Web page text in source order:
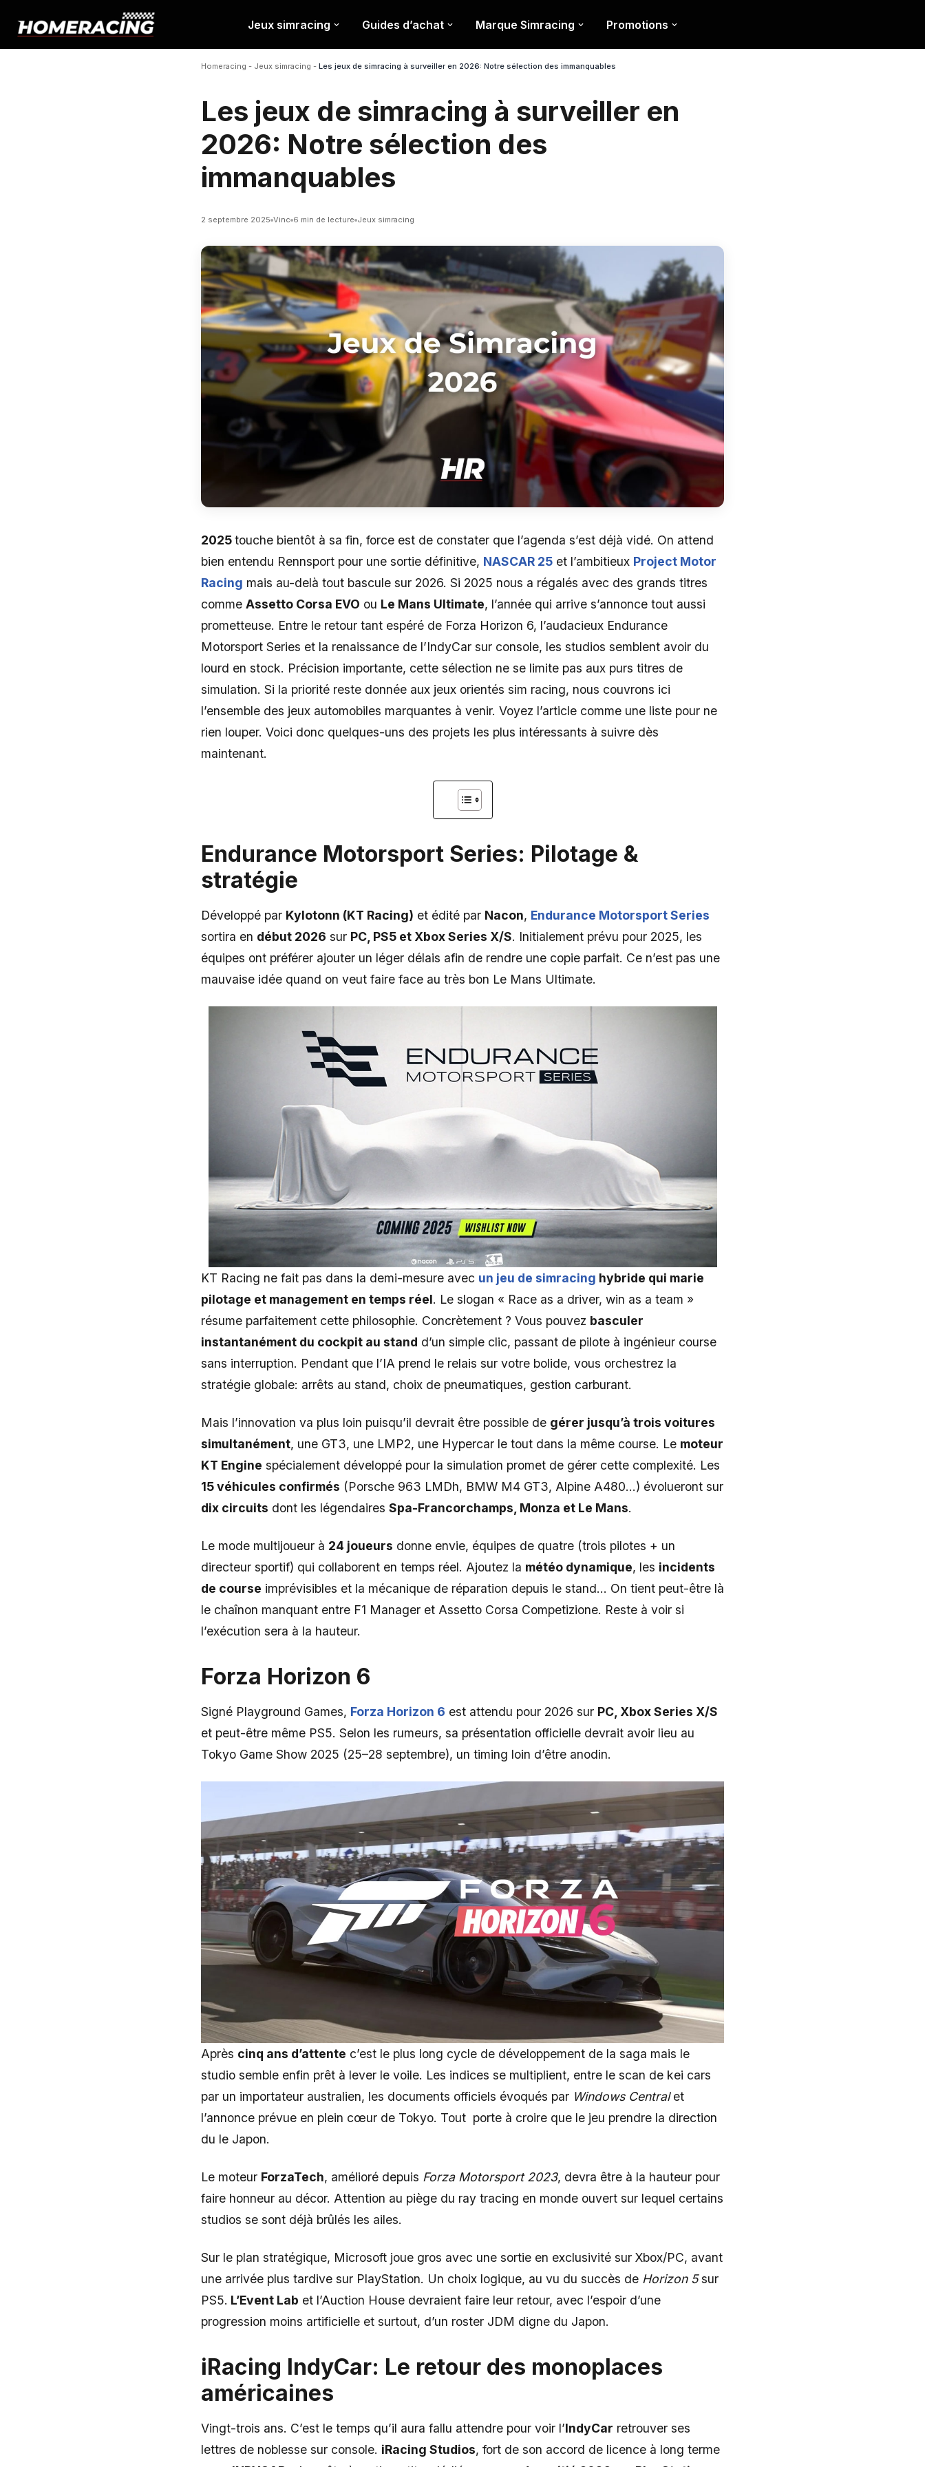
Aller
Jeux simracing Guides d’achat Marque Simracing Promotions
Homeracing - Jeux simracing - Les jeux de simracing à surveiller en 2026: Notre sélection des immanquables
Les jeux de simracing à surveiller en
2026: Notre sélection des
immanquables
2 septembre 2025 Vinc 6 min de lecture Jeux simracing
2025touche bientôt à sa fin, force est de constater que l’agenda s’est déjà vidé. On attend
bien entendu Rennsport pour une sortie définitive, NASCAR 25 et l’ambitieux Project Motor
Racing mais au-delà tout bascule sur 2026. Si 2025 nous a régalés avec des grands titres
comme Assetto Corsa EVO ou Le Mans Ultimate, l’année qui arrive s’annonce tout aussi
prometteuse. Entre le retour tant espéré de Forza Horizon 6, l’audacieux Endurance
Motorsport Series et la renaissance de l’IndyCar sur console, les studios semblent avoir du
lourd en stock. Précision importante, cette sélection ne se limite pas aux purs titres de
simulation. Si la priorité reste donnée aux jeux orientés sim racing, nous couvrons ici
l’ensemble des jeux automobiles marquantes à venir. Voyez l’article comme une liste pour ne
rien louper. Voici donc quelques-uns des projets les plus intéressants à suivre dès
maintenant.
Endurance Motorsport Series: Pilotage &
stratégie
Développé par Kylotonn (KT Racing) et édité par Nacon, Endurance Motorsport Series
sortira en début 2026 sur PC, PS5 et Xbox Series X/S. Initialement prévu pour 2025, les
équipes ont préférer ajouter un léger délais afin de rendre une copie parfait. Ce n’est pas une
mauvaise idée quand on veut faire face au très bon Le Mans Ultimate.
KT Racing ne fait pas dans la demi-mesure avec un jeu de simracing hybride qui marie
pilotage et management en temps réel. Le slogan « Race as a driver, win as a team »
résume parfaitement cette philosophie. Concrètement ? Vous pouvez basculer
instantanément du cockpit au stand d’un simple clic, passant de pilote à ingénieur course
sans interruption. Pendant que l’IA prend le relais sur votre bolide, vous orchestrez la
stratégie globale: arrêts au stand, choix de pneumatiques, gestion carburant.
Mais l’innovation va plus loin puisqu’il devrait être possible de gérer jusqu’à trois voitures
simultanément, une GT3, une LMP2, une Hypercar le tout dans la même course. Le moteur
KT Engine spécialement développé pour la simulation promet de gérer cette complexité. Les
15 véhicules confirmés (Porsche 963 LMDh, BMW M4 GT3, Alpine A480…) évolueront sur
dix circuits dont les légendaires Spa-Francorchamps, Monza et Le Mans.
Le mode multijoueur à 24 joueurs donne envie, équipes de quatre (trois pilotes + un
directeur sportif) qui collaborent en temps réel. Ajoutez la météo dynamique, les incidents
de course imprévisibles et la mécanique de réparation depuis le stand… On tient peut-être là
le chaînon manquant entre F1 Manager et Assetto Corsa Competizione. Reste à voir si
l’exécution sera à la hauteur.
Forza Horizon 6
Signé Playground Games, Forza Horizon 6 est attendu pour 2026 sur PC, Xbox Series X/S
et peut-être même PS5. Selon les rumeurs, sa présentation officielle devrait avoir lieu au
Tokyo Game Show 2025 (25–28 septembre), un timing loin d’être anodin.
Après cinq ans d’attente c’est le plus long cycle de développement de la saga mais le
studio semble enfin prêt à lever le voile. Les indices se multiplient, entre le scan de kei cars
par un importateur australien, les documents officiels évoqués par Windows Centralet
l’annonce prévue en plein cœur de Tokyo. Tout porte à croire que le jeu prendre la direction
du le Japon.
Le moteur ForzaTech, amélioré depuis Forza Motorsport 2023, devra être à la hauteur pour
faire honneur au décor. Attention au piège du ray tracing en monde ouvert sur lequel certains
studios se sont déjà brûlés les ailes.
Sur le plan stratégique, Microsoft joue gros avec une sortie en exclusivité sur Xbox/PC, avant
une arrivée plus tardive sur PlayStation. Un choix logique, au vu du succès de Horizon 5sur
PS5. L’Event Lab et l’Auction House devraient faire leur retour, avec l’espoir d’une
progression moins artificielle et surtout, d’un roster JDM digne du Japon.
iRacing IndyCar: Le retour des monoplaces
américaines
Vingt-trois ans. C’est le temps qu’il aura fallu attendre pour voir l’IndyCar retrouver ses
lettres de noblesse sur console. iRacing Studios, fort de son accord de licence à long terme